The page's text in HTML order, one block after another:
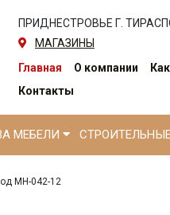
ПРИДНЕСТРОВЬЕ Г.
МАГАЗИНЫ
Главная О компании
Контакты
МЕБЕЛИ
МН-042-12